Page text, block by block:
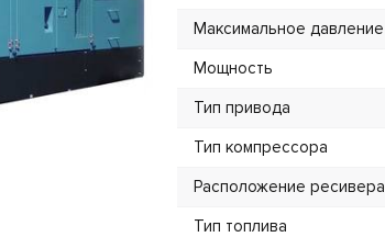
Максимальное давление
Мощность
Тип привода
Тип компрессора
Расположение ресивера
Тип топлива